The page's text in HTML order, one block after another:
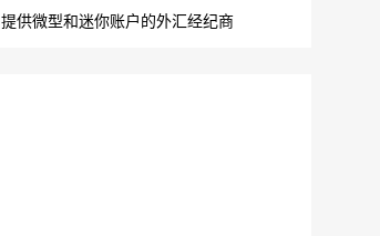
提供微型和迷你账户的外汇经纪商